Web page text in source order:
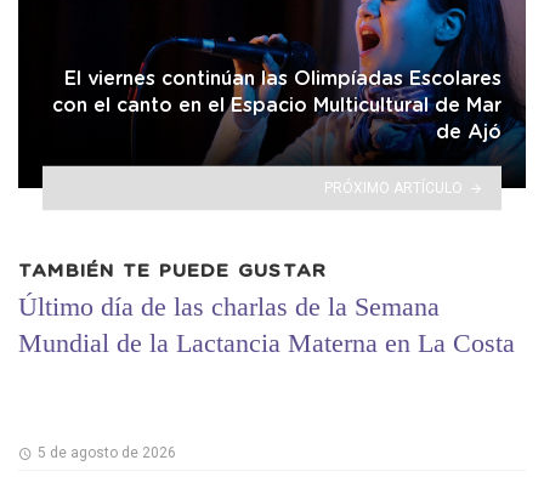
El viernes continúan las Olimpíadas Escolares
con el canto en el Espacio Multicultural de Mar
de Ajó
PRÓXIMO ARTÍCULO
TAMBIÉN TE PUEDE GUSTAR
Último día de las charlas de la Semana
Mundial de la Lactancia Materna en La Costa
5 de agosto de 2026